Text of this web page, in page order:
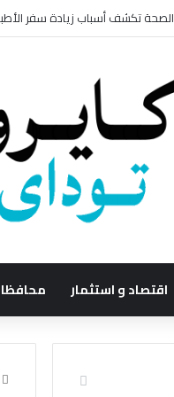
الصحة تكشف أسباب زيادة سفر
اقتصاد و استثمار